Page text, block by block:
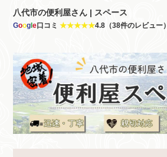
八代市の便利屋さん | スペース
Goog le口コミ★★★★★4.8（38件のレビュー）